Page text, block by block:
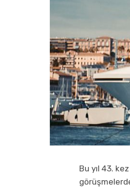
Bu yıl 43.